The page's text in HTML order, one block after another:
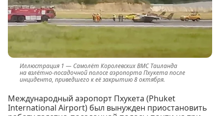
Самолёт Королевских ВМС Таиланда
на взлётно-посадочной полосе аэропорта Пхукета после
инцидента, приведшего к её закрытию 8 октября.
Международный аэропорт Пхукета (Phuket
International Airport) был вынужден приостановить